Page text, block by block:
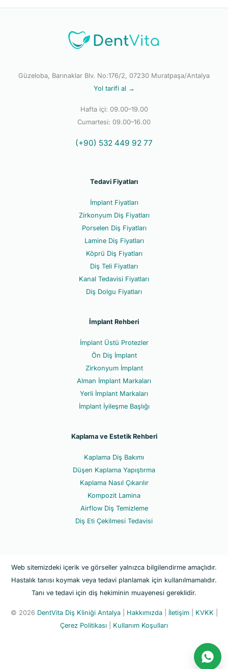
Güzeloba, Barınaklar Blv. No:176/2, 07230 Muratpaşa/Antalya
Yol tarifi al →
Hafta içi: 09.00–19.00
Cumartesi: 09.00–16.00
(+90) 532 449 92 77
Tedavi Fiyatları
İmplant Fiyatları
Zirkonyum Diş Fiyatları
Porselen Diş Fiyatları
Lamine Diş Fiyatları
Köprü Diş Fiyatları
Diş Teli Fiyatları
Kanal Tedavisi Fiyatları
Diş Dolgu Fiyatları
İmplant Rehberi
İmplant Üstü Protezler
Ön Diş İmplant
Zirkonyum İmplant
Alman İmplant Markaları
Yerli İmplant Markaları
İmplant İyileşme Başlığı
Kaplama ve Estetik Rehberi
Kaplama Diş Bakımı
Düşen Kaplama Yapıştırma
Kaplama Nasıl Çıkarılır
Kompozit Lamina
Airflow Diş Temizleme
Diş Eti Çekilmesi Tedavisi
Web sitemizdeki içerik ve görseller yalnızca bilgilendirme amaçlıdır.
Hastalık tanısı koymak veya tedavi planlamak için kullanılmamalıdır.
Tanı ve tedavi için diş hekiminin muayenesi gereklidir.
© 2026 DentVita Diş Kliniği Antalya| Hakkımızda| İletişim| KVKK
Çerez Politikası
Kullanım Koşulları